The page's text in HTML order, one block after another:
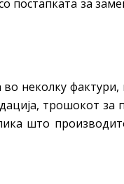
постапката за
неколку
трошокот за
што